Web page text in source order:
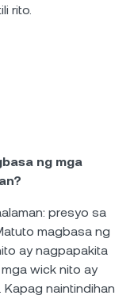
rito.
ng mga
presyo sa
magbasa ng
ay nagpapakita
wick nito ay
naintindihan